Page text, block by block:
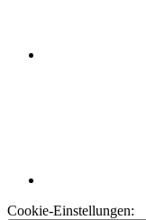
Cookie-Einstellungen: